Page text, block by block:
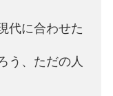
代に合わせた
う、ただの人